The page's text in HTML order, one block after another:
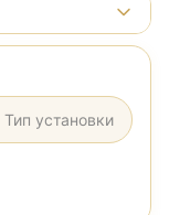
Тип установки